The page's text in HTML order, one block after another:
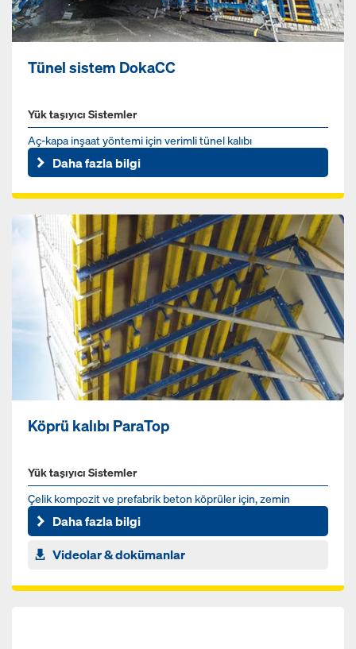
Tünel sistem DokaCC
Yük taşıyıcı Sistemler
Aç-kapa inşaat yöntemi için verimli tünel kalıbı
Daha fazla bilgi
Köprü kalıbı ParaTop
Yük taşıyıcı Sistemler
Çelik kompozit ve prefabrik beton köprüler için, zemin
desteksiz konsol kolu kalıbı
Daha fazla bilgi
Videolar & dokümanlar